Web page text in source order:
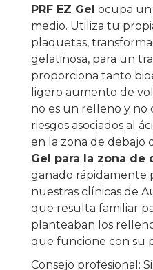
PRF EZ Gel ocupa
medio. Utiliza tu
plaquetas,
gelatinosa, para un
proporciona tanto
ligero aumento de
no es un relleno y no
riesgos asociados al
en la zona de debajo
Gel para la zona de
ganado rápidamente
nuestras clínicas de
que resulta familiar
planteaban los
que funcione con su
Consejo profesional: